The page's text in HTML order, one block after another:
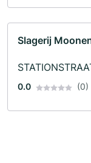
Slagerij
0.0 (0)